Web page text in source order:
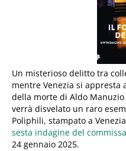
Un misterioso delitto tra
mentre Venezia si
della morte di Aldo
verrà disvelato un raro
Poliphili, stampato a
sesta indagine del
24 gennaio 2025.